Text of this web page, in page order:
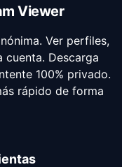
Viewer
Ver perfiles,
cuenta. Descarga
100% privado.
rápido de forma